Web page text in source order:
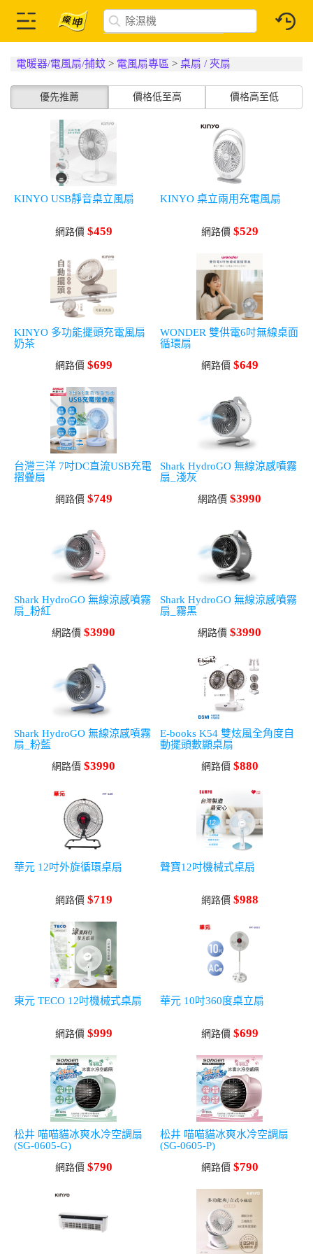
電暖器/電風扇/捕蚊 > 電風扇專區 >桌扇 / 夾扇
優先推薦 價格低至高 價格高至低
KINYO USB靜音桌立風扇
網路價 $459
KINYO 桌立兩用充電風扇
網路價 $529
KINYO 多功能擺頭充電風扇
奶茶
網路價 $699
WONDER 雙供電6吋無線桌面
循環扇
網路價 $649
台灣三洋 7吋DC直流USB充電
摺疊扇
網路價 $749
Shark HydroGO 無線涼感噴霧
扇_淺灰
網路價 $3990
Shark HydroGO 無線涼感噴霧
扇_粉紅
網路價 $3990
Shark HydroGO 無線涼感噴霧
扇_霧黑
網路價 $3990
Shark HydroGO 無線涼感噴霧
扇_粉藍
網路價 $3990
E-books K54 雙炫風全角度自
動擺頭數顯桌扇
網路價 $880
華元 12吋外旋循環桌扇
網路價 $719
聲寶12吋機械式桌扇
網路價 $988
東元 TECO 12吋機械式桌扇
網路價 $999
華元 10吋360度桌立扇
網路價 $699
松井 喵喵貓冰爽水冷空調扇
(SG-0605-G)
網路價 $790
松井 喵喵貓冰爽水冷空調扇
(SG-0605-P)
網路價 $790